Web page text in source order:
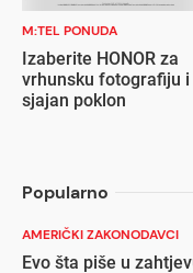
M:TEL PONUDA
Izaberite HONOR za
vrhunsku fotografiju i
sjajan poklon
Popularno
AMERIČKI ZAKONODAVCI
Evo šta piše u